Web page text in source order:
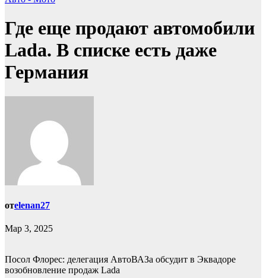
Где еще продают автомобили
Lada. В списке есть даже
Германия
отelenan27
Мар 3, 2025
Посол Флорес: делегация АвтоВАЗа обсудит в Эквадоре
возобновление продаж Lada